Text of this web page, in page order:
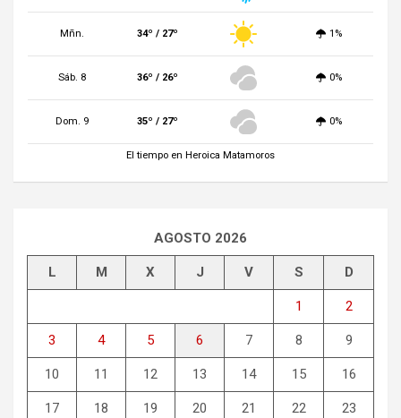
Mñn. 34º / 27º 1%
Sáb. 8 36º / 26º 0%
Dom. 9 35º / 27º 0%
El tiempo en Heroica Matamoros
AGOSTO 2026
L M X J V S D
1 2
3 4 5 6 7 8 9
10 11 12 13 14 15 16
17 18 19 20 21 22 23